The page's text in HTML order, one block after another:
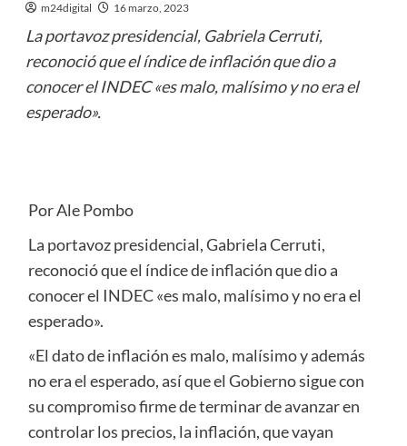
m24digital 16 marzo, 2023
La portavoz presidencial, Gabriela Cerruti,
reconoció que el índice de inflación que dio a
conocer el INDEC «es malo, malísimo y no era el
esperado».
Por Ale Pombo
La portavoz presidencial, Gabriela Cerruti,
reconoció que el índice de inflación que dio a
conocer el INDEC «es malo, malísimo y no era el
esperado».
«El dato de inflación es malo, malísimo y además
no era el esperado, así que el Gobierno sigue con
su compromiso firme de terminar de avanzar en
controlar los precios, la inflación, que vayan